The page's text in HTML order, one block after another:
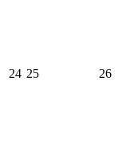
24 25 26